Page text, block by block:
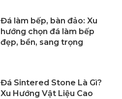
Đá làm bếp, bàn đảo: Xu
hướng chọn đá làm bếp
đẹp, bền, sang trọng
Đá Sintered Stone Là Gì?
Xu Hướng Vật Liệu Cao